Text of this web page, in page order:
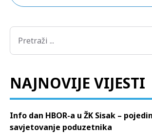
NAJNOVIJE VIJESTI
Info dan HBOR-a u ŽK Sisak –
savjetovanje poduzetnika